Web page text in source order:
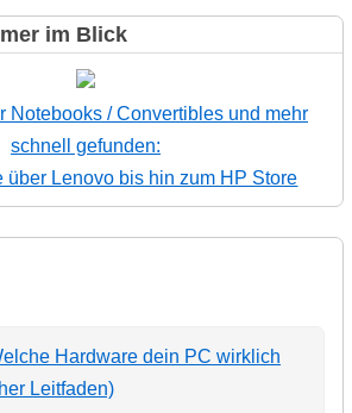
im Blick
Notebooks / Convertibles und mehr
schnell gefunden:
über Lenovo bis hin zum HP Store
Hardware dein PC wirklich
Leitfaden)